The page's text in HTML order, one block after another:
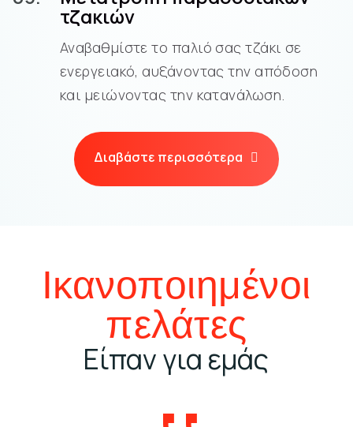
τζακιών
Αναβαθμίστε το παλιό σας τζάκι σε
ενεργειακό, αυξάνοντας την απόδοση
και μειώνοντας την κατανάλωση.
Διαβάστε περισσότερα
Ικανοποιημένοι
πελάτες
Είπαν για εμάς